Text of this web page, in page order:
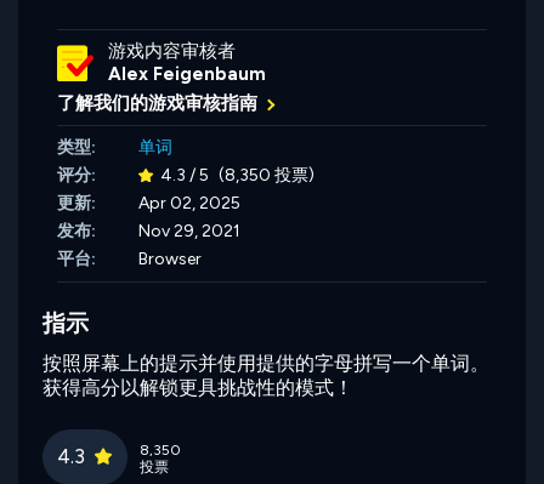
游戏内容审核者
Alex Feigenbaum
了解我们的游戏审核指南
类型:
单词
评分:
4.3 / 5 (8,350 投票)
更新:
Apr 02, 2025
发布:
Nov 29, 2021
平台:
Browser
指示
按照屏幕上的提示并使用提供的字母拼写一个单词。
获得高分以解锁更具挑战性的模式！
4.3
8,350
投票